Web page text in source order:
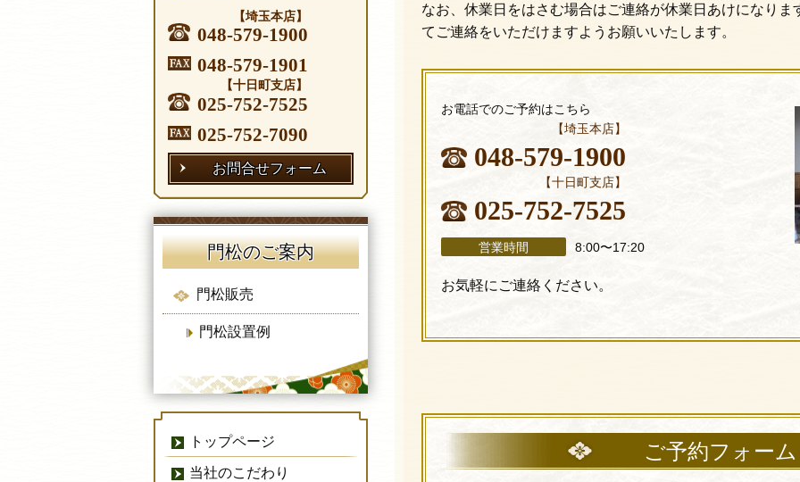
なお、休業日をはさむ場合はご連絡が休業日あけになり
てご連絡をいただけますようお願いいたします。
お電話でのご予約はこちら
【埼玉本店】
048-579-1900
【十日町支店】
025-752-7525
営業時間 8:00〜17:20
お気軽にご連絡ください。
ご予約フォーム
【埼玉本店】
048-579-1900
048-579-1901
【十日町支店】
025-752-7525
025-752-7090
お問合せフォーム
門松のご案内
門松販売
門松設置例
トップページ
当社のこだわり